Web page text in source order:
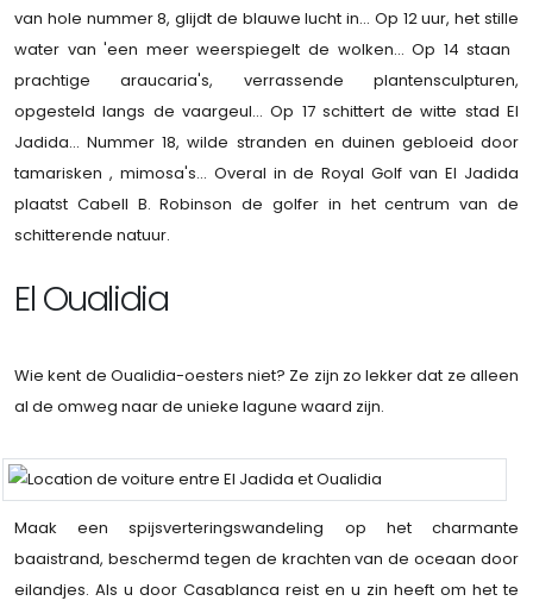
van hole nummer 8, glijdt de blauwe lucht in... Op 12 uur, het stille
water van 'een meer weerspiegelt de wolken... Op 14 staan ​​
prachtige araucaria's, verrassende plantensculpturen,
opgesteld langs de vaargeul... Op 17 schittert de witte stad El
Jadida... Nummer 18, wilde stranden en duinen gebloeid door
tamarisken , mimosa's... Overal in de Royal Golf van El Jadida
plaatst Cabell B. Robinson de golfer in het centrum van de
schitterende natuur.
El Oualidia
Wie kent de Oualidia-oesters niet? Ze zijn zo lekker dat ze alleen
al de omweg naar de unieke lagune waard zijn.
Maak een spijsverteringswandeling op het charmante
baaistrand, beschermd tegen de krachten van de oceaan door
eilandjes. Als u door Casablanca reist en u zin ​​heeft om het te